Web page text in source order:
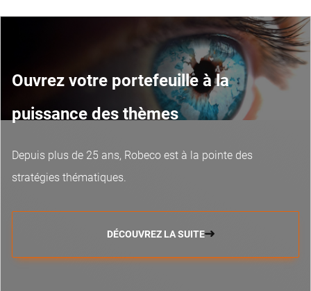
Ouvrez votre portefeuille à la
puissance des thèmes
Depuis plus de 25 ans, Robeco est à la pointe des
stratégies thématiques.
DÉCOUVREZ LA SUITE